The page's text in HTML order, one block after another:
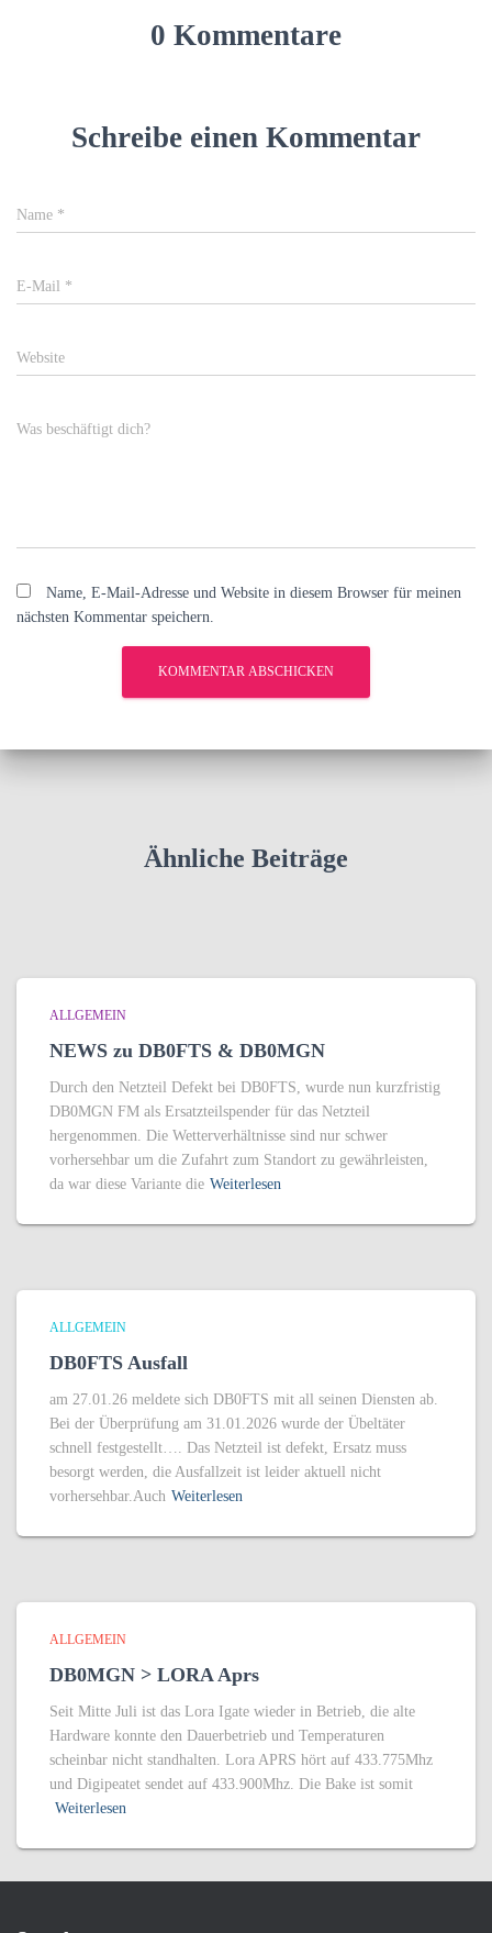
0 Kommentare
Schreibe einen Kommentar
Name *
E-Mail *
Website
Was beschäftigt dich?
Name, E-Mail-Adresse und Website in diesem Browser für meinen
nächsten Kommentar speichern.
Ähnliche Beiträge
ALLGEMEIN
NEWS zu DB0FTS & DB0MGN
Durch den Netzteil Defekt bei DB0FTS, wurde nun kurzfristig
DB0MGN FM als Ersatzteilspender für das Netzteil
hergenommen. Die Wetterverhältnisse sind nur schwer
vorhersehbar um die Zufahrt zum Standort zu gewährleisten,
da war diese Variante die Weiterlesen
ALLGEMEIN
DB0FTS Ausfall
am 27.01.26 meldete sich DB0FTS mit all seinen Diensten ab.
Bei der Überprüfung am 31.01.2026 wurde der Übeltäter
schnell festgestellt…. Das Netzteil ist defekt, Ersatz muss
besorgt werden, die Ausfallzeit ist leider aktuell nicht
vorhersehbar.Auch Weiterlesen
ALLGEMEIN
DB0MGN > LORA Aprs
Seit Mitte Juli ist das Lora Igate wieder in Betrieb, die alte
Hardware konnte den Dauerbetrieb und Temperaturen
scheinbar nicht standhalten. Lora APRS hört auf 433.775Mhz
und Digipeatet sendet auf 433.900Mhz. Die Bake ist somit
Weiterlesen